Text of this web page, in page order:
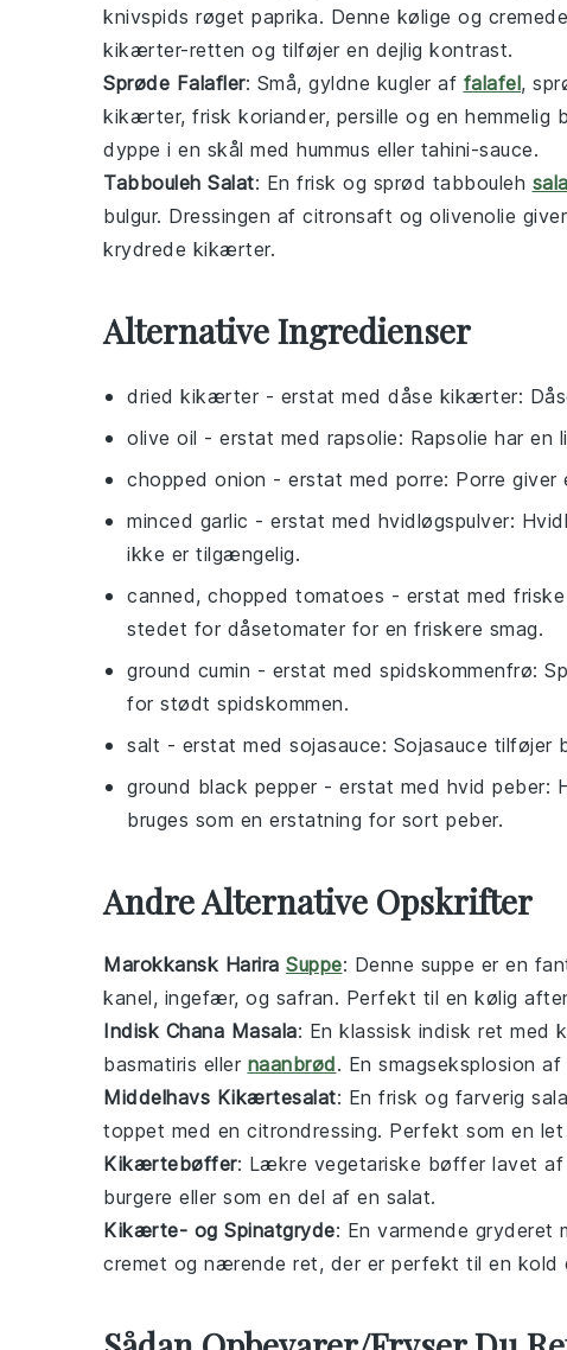
knivspids røget paprika. Denne kølige og cremede
kikærter-retten og tilføjer en dejlig kontrast.
Sprøde Falafler: Små, gyldne kugler af falafel,
kikærter, frisk koriander, persille og en hemmelig
dyppe i en skål med hummus eller tahini-sauce.
Tabbouleh Salat: En frisk og sprød tabbouleh
bulgur. Dressingen af citronsaft og olivenolie
krydrede kikærter.
Alternative Ingredienser
dried kikærter - erstat med dåse kikærter:
olive oil - erstat med rapsolie: Rapsolie har en
chopped onion - erstat med porre: Porre giver
minced garlic - erstat med hvidløgspulver:
ikke er tilgængelig.
canned, chopped tomatoes - erstat med
stedet for dåsetomater for en friskere smag.
ground cumin - erstat med spidskommenfrø:
for stødt spidskommen.
salt - erstat med sojasauce: Sojasauce tilføjer
ground black pepper - erstat med hvid peber:
bruges som en erstatning for sort peber.
Andre Alternative Opskrifter
Marokkansk Harira Suppe: Denne suppe er en
kanel, ingefær, og safran. Perfekt til en kølig
Indisk Chana Masala: En klassisk indisk ret med
basmatiris eller naanbrød. En smagseksplosion af
Middelhavs Kikærtesalat: En frisk og farverig
toppet med en citrondressing. Perfekt som en
Kikærtebøffer: Lækre vegetariske bøffer lavet af
burgere eller som en del af en salat.
Kikærte- og Spinatgryde: En varmende gryderet
cremet og nærende ret, der er perfekt til en kold